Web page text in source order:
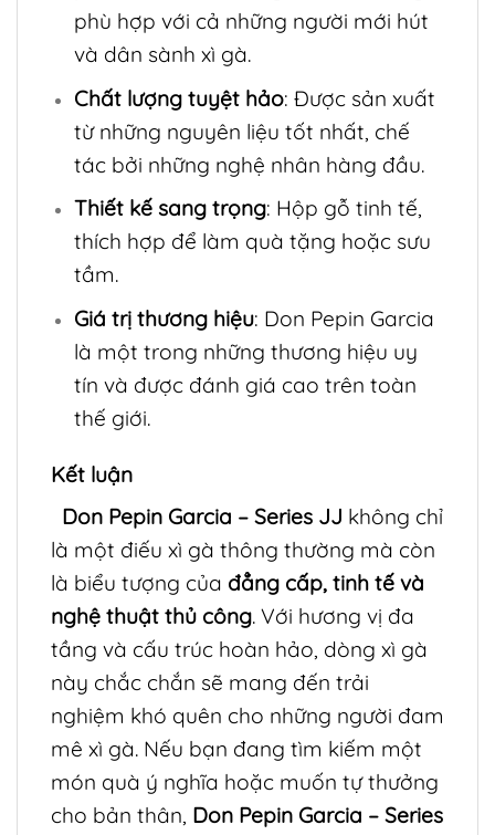
phù hợp với cả những người mới hút
và dân sành xì gà.
Chất lượng tuyệt hảo: Được sản xuất
từ những nguyên liệu tốt nhất, chế
tác bởi những nghệ nhân hàng đầu.
Thiết kế sang trọng: Hộp gỗ tinh tế,
thích hợp để làm quà tặng hoặc sưu
tầm.
Giá trị thương hiệu: Don Pepin Garcia
là một trong những thương hiệu uy
tín và được đánh giá cao trên toàn
thế giới.
Kết luận
Don Pepin Garcia – Series JJ không chỉ
là một điếu xì gà thông thường mà còn
là biểu tượng của đẳng cấp, tinh tế và
nghệ thuật thủ công. Với hương vị đa
tầng và cấu trúc hoàn hảo, dòng xì gà
này chắc chắn sẽ mang đến trải
nghiệm khó quên cho những người đam
mê xì gà. Nếu bạn đang tìm kiếm một
món quà ý nghĩa hoặc muốn tự thưởng
cho bản thân, Don Pepin Garcia – Series